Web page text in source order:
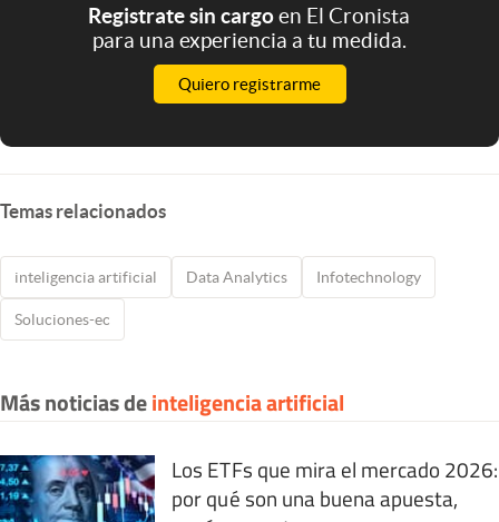
Registrate sin cargoen El Cronista
para una experiencia a tu medida.
Quiero registrarme
Temas relacionados
inteligencia artificial Data Analytics Infotechnology
Soluciones-ec
Más noticias deinteligencia artificial
Los ETFs que mira el mercado 2026:
por qué son una buena apuesta,